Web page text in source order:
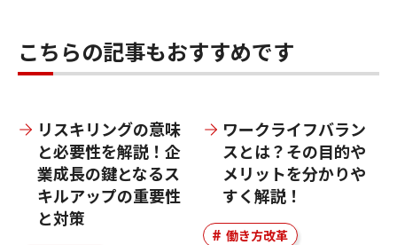
こちらの記事もおすすめです
リスキリングの意味
と必要性を解説！企
業成長の鍵となるス
キルアップの重要性
と対策
ワークライフバラン
スとは？その目的や
メリットを分かりや
すく解説！
働き方改革